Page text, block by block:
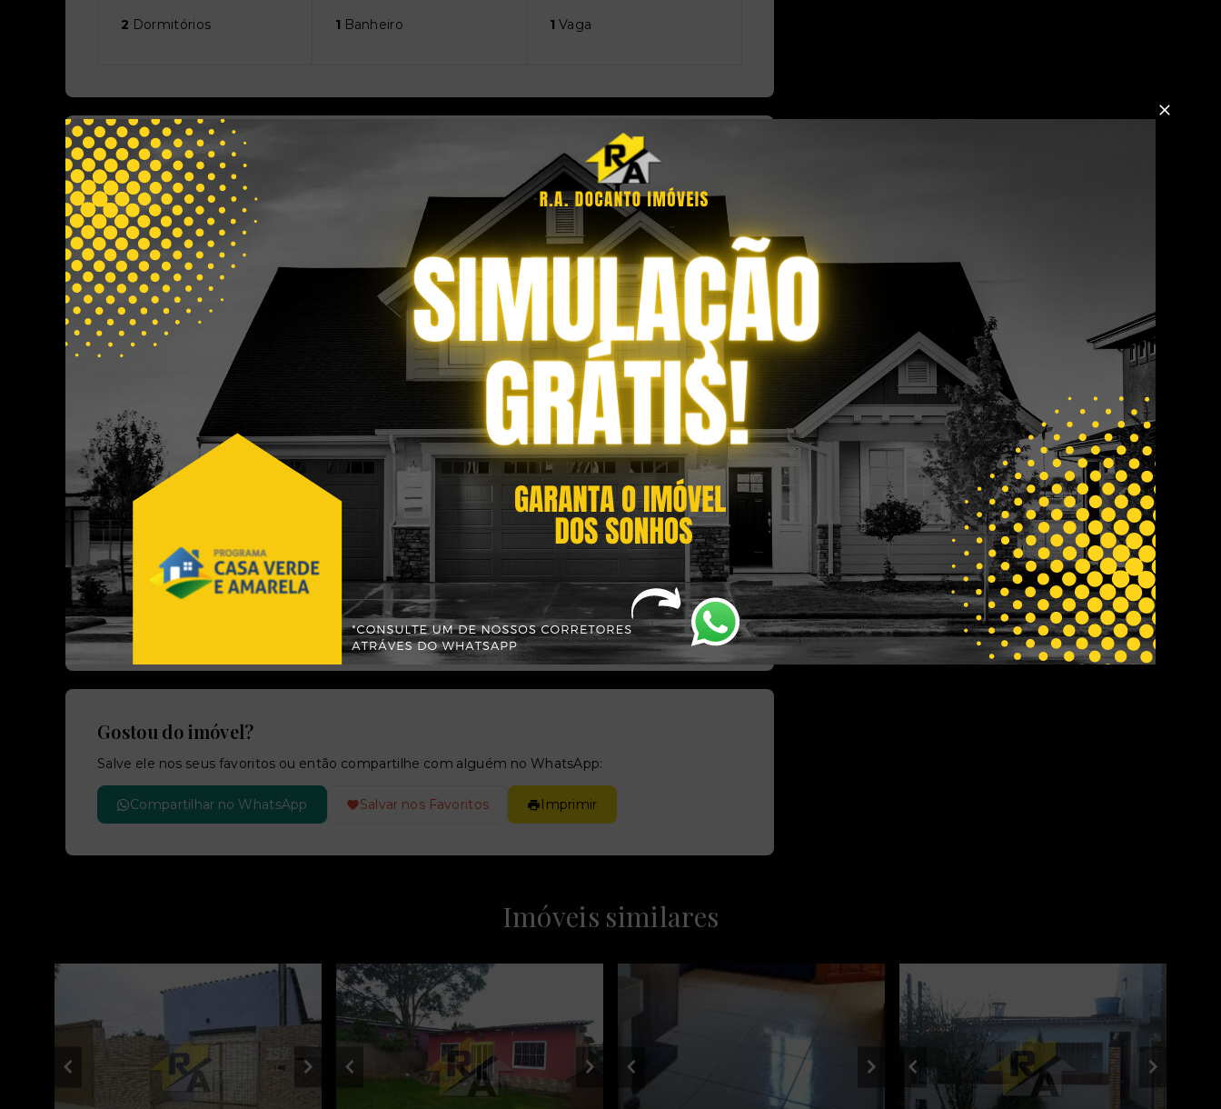
2 Dormitórios 1 Banheiro 1 Vaga
Áreas
Área Construída:
65m²
Outras Informações
Referência:
31017
Perfil:
Residencial
Situação:
Pronto para morar
Localização
Aparecida - Alvorada/RS
Gostou do imóvel?
Salve ele nos seus favoritos ou então compartilhe com alguém no WhatsApp:
Compartilhar no WhatsApp Salvar nos Favoritos Imprimir
Imóveis similares